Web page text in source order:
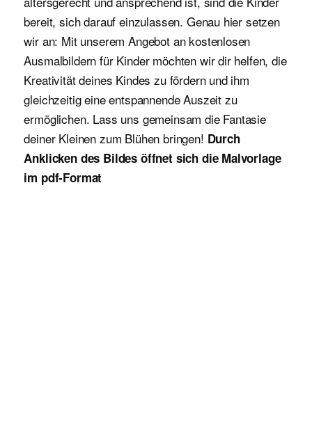
bereit, sich darauf einzulassen. Genau hier setzen
wir an: Mit unserem Angebot an kostenlosen
Ausmalbildern für Kinder möchten wir dir helfen, die
Kreativität deines Kindes zu fördern und ihm
gleichzeitig eine entspannende Auszeit zu
ermöglichen. Lass uns gemeinsam die Fantasie
deiner Kleinen zum Blühen bringen! Durch
Anklicken des Bildes öffnet sich die Malvorlage
im pdf-Format